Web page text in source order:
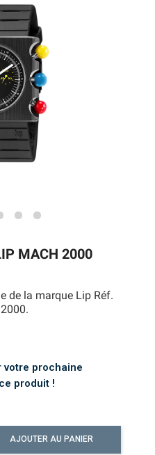
MACH 2000
de la marque Lip Réf.
votre prochaine
produit !
AJOUTER AU PANIER